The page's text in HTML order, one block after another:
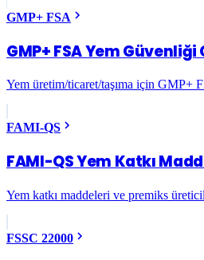
GMP+ FSA
GMP+ FSA Yem
Yem üretim/ticaret/taşıma için GMP+
FAMI-QS
FAMI-QS Yem Katkı
Yem katkı maddeleri ve premiks
FSSC 22000